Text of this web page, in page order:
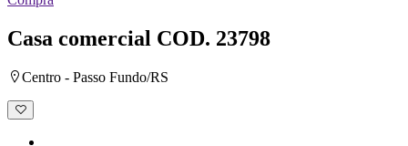
Casa comercial COD. 23798
Centro - Passo Fundo/RS
Adicionar
à